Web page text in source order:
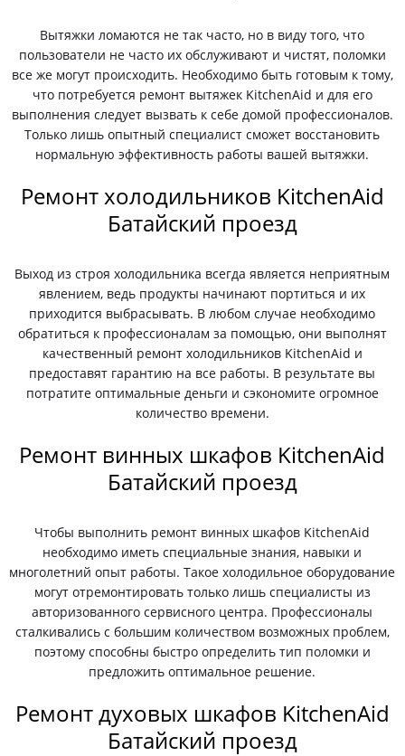
Вытяжки ломаются не так часто, но в виду того, что
пользователи не часто их обслуживают и чистят, поломки
все же могут происходить. Необходимо быть готовым к тому,
что потребуется ремонт вытяжек KitchenAid и для его
выполнения следует вызвать к себе домой профессионалов.
Только лишь опытный специалист сможет восстановить
нормальную эффективность работы вашей вытяжки.
Ремонт холодильников KitchenAid
Батайский проезд
Выход из строя холодильника всегда является неприятным
явлением, ведь продукты начинают портиться и их
приходится выбрасывать. В любом случае необходимо
обратиться к профессионалам за помощью, они выполнят
качественный ремонт холодильников KitchenAid и
предоставят гарантию на все работы. В результате вы
потратите оптимальные деньги и сэкономите огромное
количество времени.
Ремонт винных шкафов KitchenAid
Батайский проезд
Чтобы выполнить ремонт винных шкафов KitchenAid
необходимо иметь специальные знания, навыки и
многолетний опыт работы. Такое холодильное оборудование
могут отремонтировать только лишь специалисты из
авторизованного сервисного центра. Профессионалы
сталкивались с большим количеством возможных проблем,
поэтому способны быстро определить тип поломки и
предложить оптимальное решение.
Ремонт духовых шкафов KitchenAid
Батайский проезд